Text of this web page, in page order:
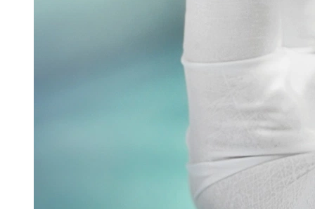
Glatt stellte auf der Interpack seine
Sprühtrocknungstechnologie – GSX.Lab – im Rahmen
einer spannenden Eröffnungsfeier vor. Mit der